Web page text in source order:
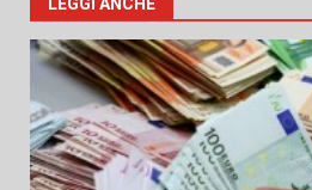
LEGGI ANCHE